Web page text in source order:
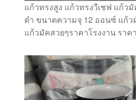
แก้วทรงสูง แก้วทรงวีเชฟ แก้ว
ดำ ขนาดความจุ 12 ออนซ์ แก้
แก้วมัคสวยๆราคาโรงงาน ราค